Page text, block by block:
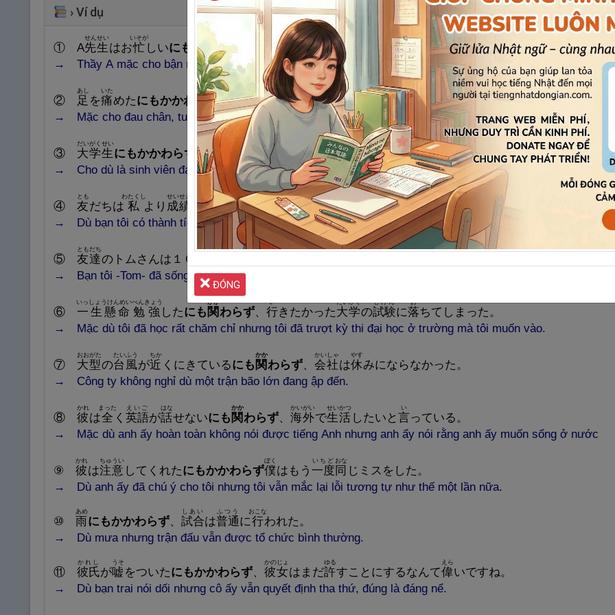
›Ví dụ
① A先生
せんせい
はお忙
いそが
しいにもかかわらず 、 快
こころよ
く僕
đầy tớ
ぼく
のレポートをチェックしてくださった。
→ Thầy A mặc cho bận rộn, nhưng thầy vẫn sẵn lòng kiểm tra báo cáo của tôi.
② 足
あし
を痛
いた
めたにもかかわらず、A選手はマラソンコースを 後
さいご
まで 走
はし
った。
→ Mặc cho đau chân, tuyển thủ A vẫn chạy tới cuối cùng trong cuộc đua marathon.
③ 大学生
だいがくせい
にもかかわらず 、基 本的
きほんてき
な 漢字
かんじ
が書けない者
もの
もいる。
→ Cho dù là sinh viên đại học nhưng cũng có những người không viết được kanji cơ bản.
④ 友
とも
だちは 私
わたくし
より 成績
せいせき
が良
よ
かったにもかかわらず、試験 で実力
じつりょく
が出
だ
せずに、 合 格
ふごうかく
→ Dù bạn tôi có thành tích học tập tốt hơn tôi, nhưng trong kì thi đã không thể hiện được thực lực và bị
⑤ 友達
ともだち
のトムさんは１０
ねん
Nghĩa: Trên, phía trên, đưa lên,
cưỡi lên
いじょう
sự vật, sách
にっぽん す かか まった
sự vật, sách
にっぽん はな
→ Bạn tôi -Tom- đã sống ở Nhật hơn １０ năm, nhưng anh ấy không thể nói được tiếng Nhật.
⑥ 一生懸
tại
命
いっしょうけんめい
勉強
べんきょう
したにも 関
かか
わらず、 行
い
きたかった大学
だいがく
の試験
しけん
に落
お
ちてしまった。
→ Mặc dù tôi đã học rất chăm chỉ nhưng tôi đã trượt kỳ thi đại học ở trường mà tôi muốn vào.
⑦ 大型
làm mẫu
おおがた
の台 風
たいふう
が近
ちか
くにきているにも 関
かか
わらず、 会社
かいしゃ
は休
やす
みにならなかった。
→ Công ty không nghỉ dù một trận bão lớn đang ập đến.
⑧ 彼
phương
かれ
は全
まった
く 英語
えいご
が話
はな
せないにも 関
かか
わらず、 海外
かいがい
で生活
bát
せいかつ
したいと 言
い
っている。
→ Mặc dù anh ấy hoàn toàn không nói được tiếng Anh nhưng anh ấy nói rằng anh ấy muốn sống ở nước
⑨ 彼
phương
かれ
は注意
ちゅうい
してくれたにもかかわらず僕
đầy tớ
ぼく
はもう 一度
いちど
同
おな
じミスをした。
→ Dù anh ấy đã chú ý cho tôi nhưng tôi vẫn mắc lại lỗi tương tự như thế một lần nữa.
⑩ 雨
あめ
にもかかわらず、 試合
しあい
は普通
xuyên qua
ふつう
に行
おこな
われた。
→ Dù mưa nhưng trận đấu vẫn được tổ chức bình thường.
⑪ 彼氏
かれし
が嘘
うそ
をついたにもかかわらず、 彼女
かのじょ
はまだ許
ゆる
すことにするなんて偉
えら
いですね。
→ Dù bạn trai nói dối nhưng cô ấy vẫn quyết định tha thứ, đúng là đáng nể.
ĐÓNG